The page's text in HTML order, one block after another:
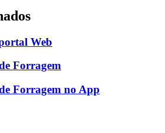
Web
Forragem
Forragem no App